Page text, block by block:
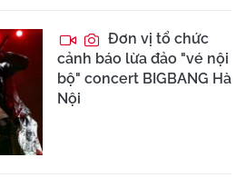
Đơn vị tổ chức
cảnh báo lừa đảo "vé nội
bộ" concert BIGBANG Hà
Nội